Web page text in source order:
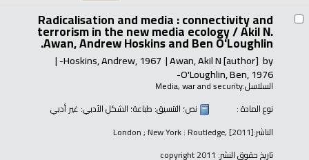
Radicalisation and media : connectivity and
terrorism in the new media ecology /Akil N.
Awan, Andrew Hoskins and Ben O'Loughlin.
by
Awan, Akil N[author]
Hoskins, Andrew, 1967-
O'Loughlin, Ben, 1976-
السلاسل:Media, war and security
نوع المادة :
نص؛ التنسيق: طباعة؛ الشكل الأدبي: غير أدبي
الناشر:London ; New York : Routledge, [2011]
تاريخ حقوق النشر: